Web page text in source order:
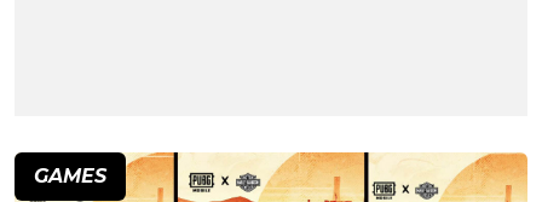
GAMES